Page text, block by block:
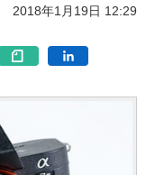
2018年1月19日 12:29